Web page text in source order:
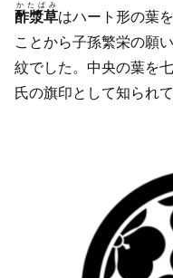
酢漿草
かたばみ
はハート形の葉
ことから子孫繁栄の願
紋でした。中央の葉を
氏の旗印として知られて